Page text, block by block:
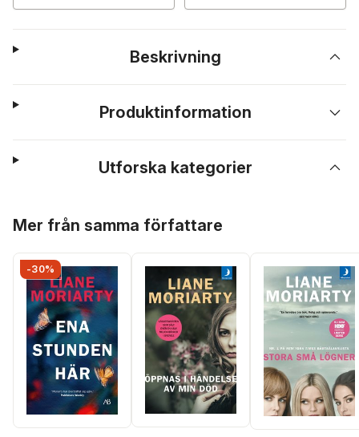
Beskrivning
Produktinformation
Utforska kategorier
Mer från samma författare
-30%